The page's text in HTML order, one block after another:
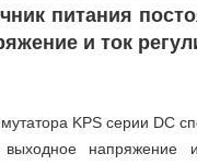
питания
и ток
KPS серии DC
выходное